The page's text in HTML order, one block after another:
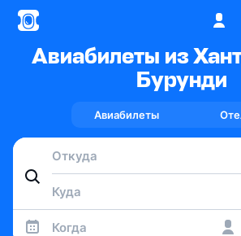
Авиабилеты из
Бурунди
Авиабилеты
Когда